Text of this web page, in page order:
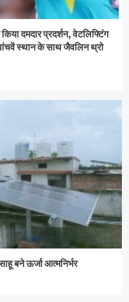
दमदार प्रदर्शन, वेटलिफ्टिंग
स्थान के साथ जैवलिन थ्रो
बने ऊर्जा आत्मनिर्भर